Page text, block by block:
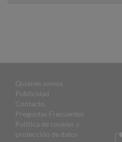
Quiénes somos
Publicidad
Contacto
Preguntas Frecuentes
Política de cookies y
protección de datos